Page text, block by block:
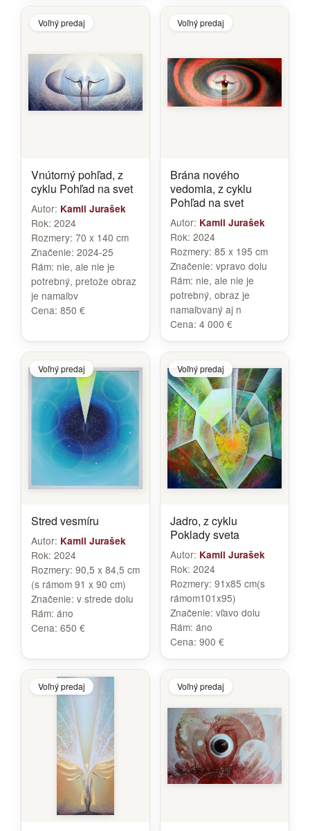
Voľný predaj
Vnútorný pohľad, z
cyklu Pohľad na svet
Autor: Kamil Jurašek
Rok: 2024
Rozmery: 70 x 140 cm
Značenie: 2024-25
Rám: nie, ale nie je
potrebný, pretože obraz
je namaľov
Cena: 850 €
Voľný predaj
Brána nového
vedomia, z cyklu
Pohľad na svet
Autor: Kamil Jurašek
Rok: 2024
Rozmery: 85 x 195 cm
Značenie: vpravo dolu
Rám: nie, ale nie je
potrebný, obraz je
namaľovaný aj n
Cena: 4 000 €
Voľný predaj
Stred vesmíru
Autor: Kamil Jurašek
Rok: 2024
Rozmery: 90,5 x 84,5 cm
(s rámom 91 x 90 cm)
Značenie: v strede dolu
Rám: áno
Cena: 650 €
Voľný predaj
Jadro, z cyklu
Poklady sveta
Autor: Kamil Jurašek
Rok: 2024
Rozmery: 91x85 cm(s
rámom101x95)
Značenie: vľavo dolu
Rám: áno
Cena: 900 €
Voľný predaj Voľný predaj